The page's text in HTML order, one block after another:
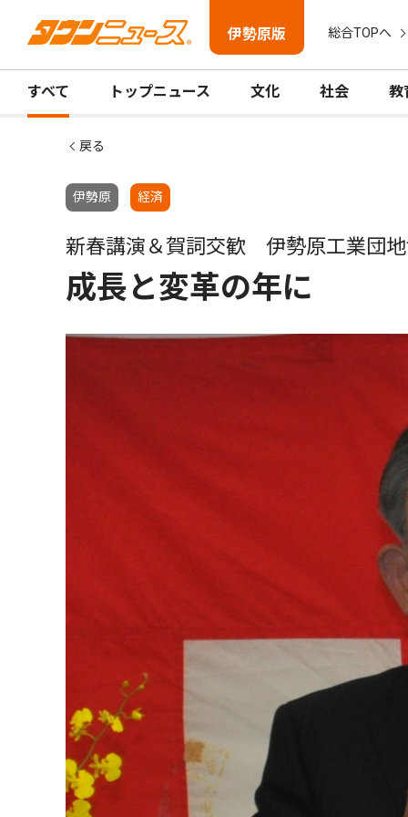
伊勢原版 総合TOPへ
すべて トップニュース 文化 社会 教
戻る
伊勢原 経済
新春講演＆賀詞交歓 伊勢原工業団
成長と変革の年に